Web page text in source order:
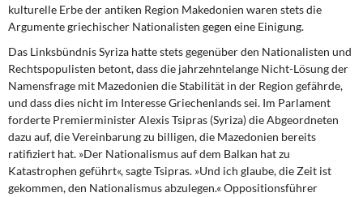
Weitere Themen
Memo-Gruppe
Institut Solidarische Moderne
Rosa-Luxemburg-Stiftung
Über mich
kulturelle Erbe der antiken Region Makedonien waren stets die
Argumente griechischer Nationalisten gegen eine Einigung.
Das Linksbündnis Syriza hatte stets gegenüber den Nationalisten und
Rechtspopulisten betont, dass die jahrzehntelange Nicht-Lösung der
Namensfrage mit Mazedonien die Stabilität in der Region gefährde,
und dass dies nicht im Interesse Griechenlands sei. Im Parlament
forderte Premierminister Alexis Tsipras (Syriza) die Abgeordneten
dazu auf, die Vereinbarung zu billigen, die Mazedonien bereits
ratifiziert hat. »Der Nationalismus auf dem Balkan hat zu
Katastrophen geführt«, sagte Tsipras. »Und ich glaube, die Zeit ist
gekommen, den Nationalismus abzulegen.« Oppositionsführer